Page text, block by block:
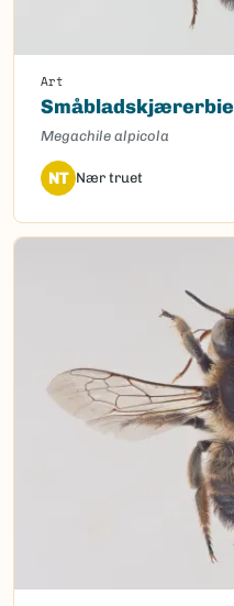
Art
Småbladskjærerbie
Megachile alpicola
NT Nær truet